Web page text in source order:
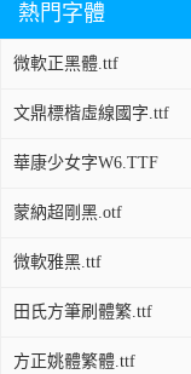
熱門字體
微軟正黑體.ttf
文鼎標楷虛線國字.ttf
華康少女字W6.TTF
蒙納超剛黑.otf
微軟雅黑.ttf
田氏方筆刷體繁.ttf
方正姚體繁體.ttf